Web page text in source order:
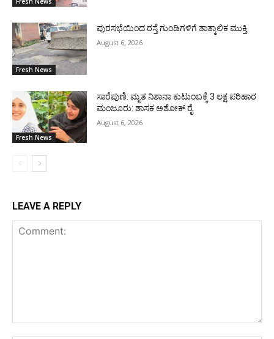
Fresh News
ಪುರಸಭೆಯಿಂದ ರಸ್ತೆ ಗುಂಡಿಗಳಿಗೆ ತಾತ್ಕಾಲಿಕ ಮುಕ್ತಿ
August 6, 2026
Fresh News
ಸಾರೆಪುಣಿ: ಮೃತ ನಿಶಾನಾ ಕುಟುಂಬಕ್ಕೆ 3 ಲಕ್ಷ ಪರಿಹಾರ
ಮಂಜೂರು: ಶಾಸಕ ಅಶೋಕ್ ರೈ
August 6, 2026
LEAVE A REPLY